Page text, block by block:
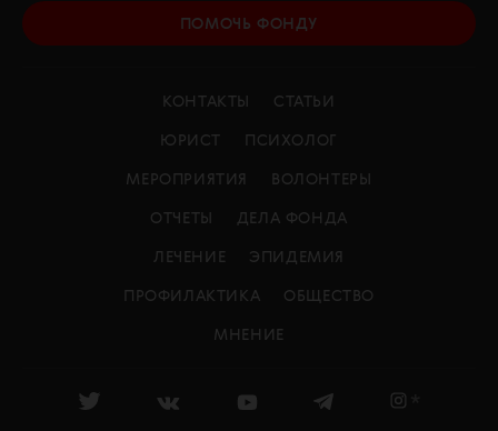
ПОМОЧЬ ФОНДУ
КОНТАКТЫ СТАТЬИ
ЮРИСТ ПСИХОЛОГ
МЕРОПРИЯТИЯ ВОЛОНТЕРЫ
ОТЧЕТЫ ДЕЛА ФОНДА
ЛЕЧЕНИЕ ЭПИДЕМИЯ
ПРОФИЛАКТИКА ОБЩЕСТВО
МНЕНИЕ